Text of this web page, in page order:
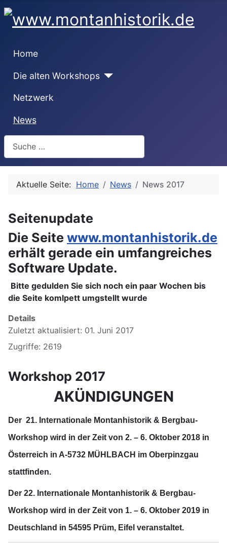
Home
Die alten Workshops
Netzwerk
News
Suchen
Aktuelle Seite: Home News News 2017
Seitenupdate
Die Seite www.montanhistorik.de
erhält gerade ein umfangreiches
Software Update.
Bitte gedulden Sie sich noch ein paar Wochen bis
die Seite komlpett umgstellt wurde
Details
Zuletzt aktualisiert: 01. Juni 2017
Zugriffe: 2619
Workshop 2017
AKÜNDIGUNGEN
Der 21. Internationale Montanhistorik & Bergbau-
Workshop wird in der Zeit von 2. – 6. Oktober 2018 in
Österreich in A-5732 MÜHLBACH im Oberpinzgau
stattfinden.
Der 22. Internationale Montanhistorik & Bergbau-
Workshop wird in der Zeit von 1. – 6. Oktober 2019 in
Deutschland in 54595 Prüm, Eifel veranstaltet.